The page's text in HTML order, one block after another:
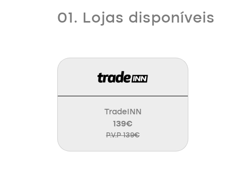
01. Lojas disponíveis
TradeINN
139€
P.V.P 139€